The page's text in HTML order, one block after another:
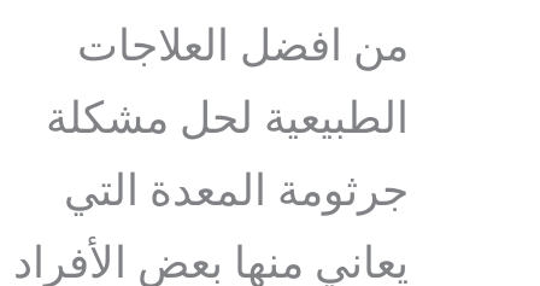
من افضل العلاجات
الطبيعية لحل مشكلة
جرثومة المعدة التي
يعاني منها بعض الأفراد